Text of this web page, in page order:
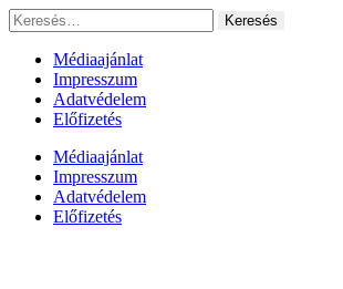
Ugrás
a
tartalomhoz
Keresés:
Médiaajánlat
Impresszum
Adatvédelem
Előfizetés
Médiaajánlat
Impresszum
Adatvédelem
Előfizetés